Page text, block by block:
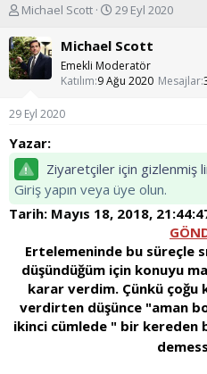
K
n
u
y
a
ş
l
a
t
a
n
Michael Scott
B
ş
l
a
n
t
a
r
i
h
29 Eyl 2020
Michael Scott
Emekli Moderatör
Katılım 9 Ağu 2020 Mesajlar
29 Eyl 2020
Yazar:
Ziyaretçiler için gizlenmiş
Giriş yapın veya üye olun.
Tarih: Mayıs 18, 2018,
Ertelemeninde bu süreçle
düşündüğüm için konuyu
karar verdim. Çünkü çoğu
verdirten düşünce "aman
ikinci cümlede " bir kereden